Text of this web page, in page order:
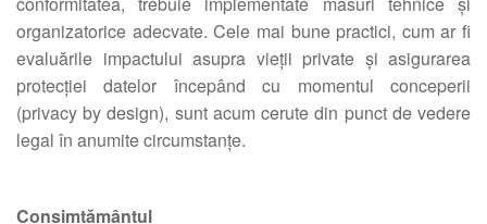
organizatorice adecvate. Cele mai bune practici, cum ar fi
evaluările impactului asupra vieții private și asigurarea
protecției datelor începând cu momentul conceperii
(privacy by design), sunt acum cerute din punct de vedere
legal în anumite circumstanțe.
Consimțământul